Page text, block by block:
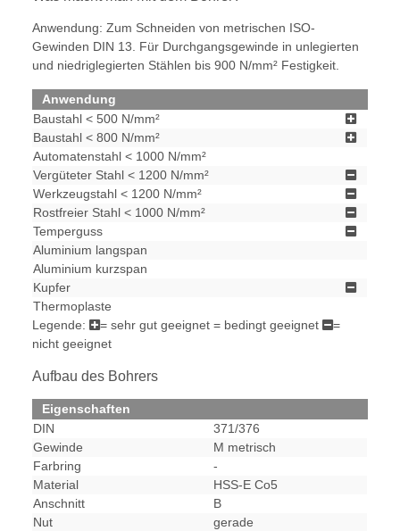
Anwendung: Zum Schneiden von metrischen ISO-
Gewinden DIN 13. Für Durchgangsgewinde in unlegierten
und niedriglegierten Stählen bis 900 N/mm² Festigkeit.
Anwendung
Baustahl < 500 N/mm²
Baustahl < 800 N/mm²
Automatenstahl < 1000 N/mm²
Vergüteter Stahl < 1200 N/mm²
Werkzeugstahl < 1200 N/mm²
Rostfreier Stahl < 1000 N/mm²
Temperguss
Aluminium langspan
Aluminium kurzspan
Kupfer
Thermoplaste
Legende:
= sehr gut geeignet = bedingt geeignet
=
nicht geeignet
Aufbau des Bohrers
Eigenschaften
DIN
371/376
Gewinde
M metrisch
Farbring
-
Material
HSS-E Co5
Anschnitt
B
Nut
gerade